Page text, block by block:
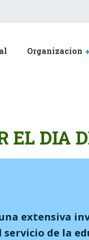
Organizacion
EL DIA
una extensiva
servicio de la